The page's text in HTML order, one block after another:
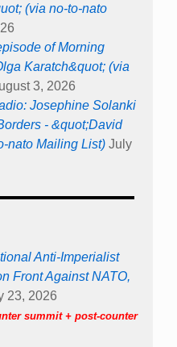
(via no-to-nato
of Morning
Karatch&quot; (via
3, 2026
Josephine Solanki
- &quot;David
nato Mailing List) July
Anti-Imperialist
Front Against NATO,
23, 2026
summit + post-counter